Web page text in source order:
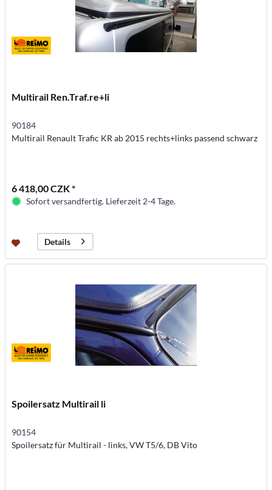
Multirail Ren.Traf.re+li
90184
Multirail Renault Trafic KR ab 2015 rechts+links passend schwarz
6 418,00 CZK *
Sofort versandfertig. Lieferzeit 2-4 Tage.
Details
Spoilersatz Multirail li
90154
Spoilersatz für Multirail - links, VW T5/6, DB Vito